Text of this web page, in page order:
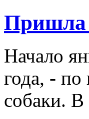
Пришла
Начало
года, - по
собаки.